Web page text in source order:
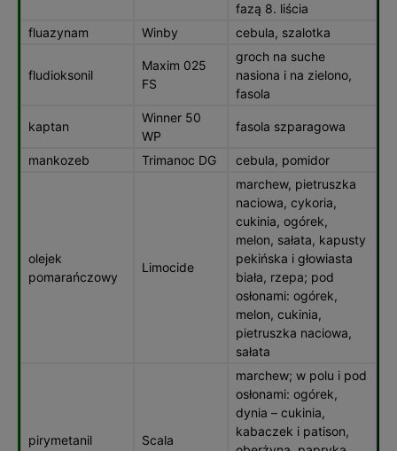
fazą 8. liścia
fluazynam
Winby cebula, szalotka
fludioksonil
Maxim 025
FS
groch na suche
nasiona i na zielono,
fasola
kaptan
Winner 50
WP
fasola szparagowa
mankozeb Trimanoc DG cebula, pomidor
olejek
pomarańczowy
Limocide
marchew, pietruszka
naciowa, cykoria,
cukinia, ogórek,
melon, sałata, kapusty
pekińska i głowiasta
biała, rzepa; pod
osłonami: ogórek,
melon, cukinia,
pietruszka naciowa,
sałata
pirymetanil Scala
marchew; w polu i pod
osłonami: ogórek,
dynia – cukinia,
kabaczek i patison,